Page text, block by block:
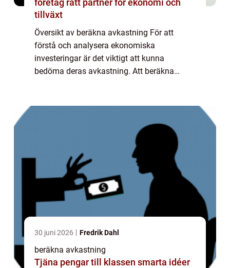
företag rätt partner för ekonomi och
tillväxt
Översikt av beräkna avkastning För att
förstå och analysera ekonomiska
investeringar är det viktigt att kunna
bedöma deras avkastning. Att beräkna
30 juni 2026 Fredrik Dahl
beräkna avkastning
Tjäna pengar till klassen smarta idéer